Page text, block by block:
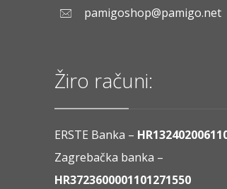
pamigoshop@pamigo.net
Žiro računi:
ERSTE Banka –
Zagrebačka banka –
HR3723600001101271550